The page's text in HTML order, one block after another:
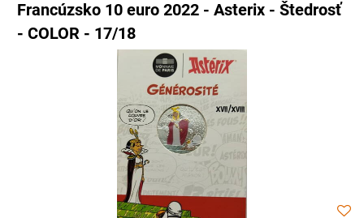
Francúzsko 10 euro 2022 - Asterix - Štedrosť
- COLOR - 17/18